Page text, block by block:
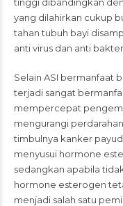
yang dilahirkan cukup
tahan tubuh bayi
anti virus dan anti
Selain ASI bermanfaat
terjadi sangat
mempercepat
mengurangi
timbulnya kanker
menyusui hormone
sedangkan apabila
hormone esterogen
menjadi salah satu